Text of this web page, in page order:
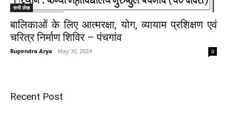
सभी लेख
बालिकाओं के लिए आत्मरक्षा, योग, व्यायाम प्रशिक्षण एवं
चरित्र निर्माण शिविर – पंचगांव
Rupendra Arya - May 30, 2024 0
Recent Post